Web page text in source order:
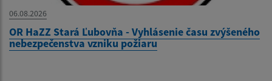
06.08.2026
OR HaZZ Stará Ľubovňa - Vyhlásenie času zvýšeného
nebezpečenstva vzniku požiaru